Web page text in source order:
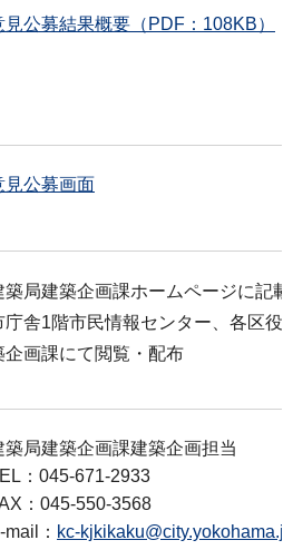
見公募結果概要（PDF：108KB）
見公募画面
築局建築企画課ホームページに記載
庁舎1階市民情報センター、各区役
企画課にて閲覧・配布
築局建築企画課建築企画担当
：045-671-2933
：045-550-3568
mail： kc-kjkikaku@city.yokohama.jp